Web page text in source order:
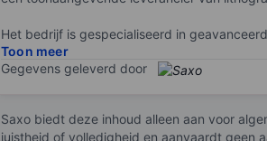
Het bedrijf is gespecialiseerd in
ultraviolet licht (EUV) zijn bedoeld voor de
kunstmatige intelligentie. Ook levert ASML
ASML heeft klanten als Intel, TSMC en
Toon meer
Gegevens geleverd door
Saxo biedt deze inhoud alleen aan voor
juistheid of volledigheid en aanvaardt geen